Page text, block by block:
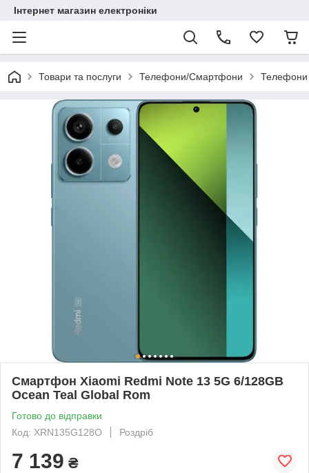
Інтернет магазин електроніки
Товари та послуги Телефони/Смартфони
Смартфон Xiaomi Redmi Note 13 5G 6/128GB
Ocean Teal Global Rom
Готово до відправки
Код: XRN135G128O
Роздріб
7 139 ₴